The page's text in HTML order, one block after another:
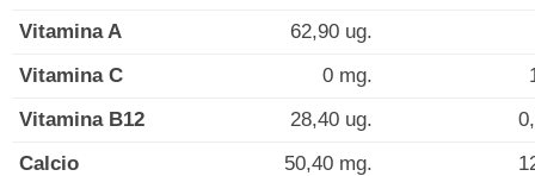
Vitamina A
62,90 ug.
Vitamina C
0 mg.
Vitamina B12
28,40 ug.
Calcio
50,40 mg.